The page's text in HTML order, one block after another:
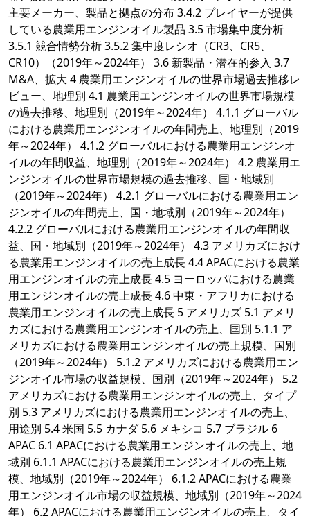
主要メーカー、製品と拠点の分布 3.4.2 プレイヤーが提供
している農業用エンジンオイル製品 3.5 市場集中度分析
3.5.1 競合情勢分析 3.5.2 集中度レシオ（CR3、CR5、
CR10）（2019年～2024年） 3.6 新製品・潜在的参入 3.7
M&A、拡大 4 農業用エンジンオイルの世界市場過去推移レ
ビュー、地理別 4.1 農業用エンジンオイルの世界市場規模
の過去推移、地理別（2019年～2024年） 4.1.1 グローバル
における農業用エンジンオイルの年間売上、地理別（2019
年～2024年） 4.1.2 グローバルにおける農業用エンジンオ
イルの年間収益、地理別（2019年～2024年） 4.2 農業用エ
ンジンオイルの世界市場規模の過去推移、国・地域別
（2019年～2024年） 4.2.1 グローバルにおける農業用エン
ジンオイルの年間売上、国・地域別（2019年～2024年）
4.2.2 グローバルにおける農業用エンジンオイルの年間収
益、国・地域別（2019年～2024年） 4.3 アメリカズにおけ
る農業用エンジンオイルの売上成長 4.4 APACにおける農業
用エンジンオイルの売上成長 4.5 ヨーロッパにおける農業
用エンジンオイルの売上成長 4.6 中東・アフリカにおける
農業用エンジンオイルの売上成長 5 アメリカズ 5.1 アメリ
カズにおける農業用エンジンオイルの売上、国別 5.1.1 ア
メリカズにおける農業用エンジンオイルの売上規模、国別
（2019年～2024年） 5.1.2 アメリカズにおける農業用エン
ジンオイル市場の収益規模、国別（2019年～2024年） 5.2
アメリカズにおける農業用エンジンオイルの売上、タイプ
別 5.3 アメリカズにおける農業用エンジンオイルの売上、
用途別 5.4 米国 5.5 カナダ 5.6 メキシコ 5.7 ブラジル 6
APAC 6.1 APACにおける農業用エンジンオイルの売上、地
域別 6.1.1 APACにおける農業用エンジンオイルの売上規
模、地域別（2019年～2024年） 6.1.2 APACにおける農業
用エンジンオイル市場の収益規模、地域別（2019年～2024
年） 6.2 APACにおける農業用エンジンオイルの売上、タイ